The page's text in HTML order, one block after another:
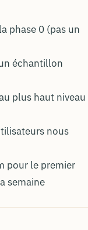
phase 0 (pas un
échantillon
plus haut niveau
nous
pour le premier
semaine